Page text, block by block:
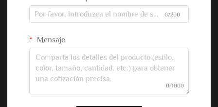
0/200
Mensaje
0/1000